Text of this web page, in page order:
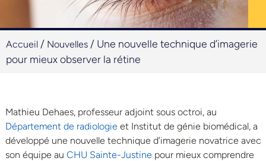
Accueil / Nouvelles / Une nouvelle technique d’imagerie
pour mieux observer la rétine
Mathieu Dehaes, professeur adjoint sous octroi, au
Département de radiologie et Institut de génie biomédical, a
développé une nouvelle technique d’imagerie novatrice avec
son équipe au CHU Sainte-Justine pour mieux comprendre